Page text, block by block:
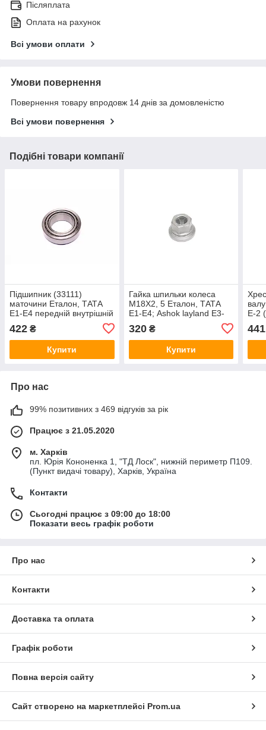
Післяплата
Оплата на рахунок
Всі умови оплати
Умови повернення
Повернення товару впродовж 14 днів за домовленістю
Всі умови повернення
Подібні товари компанії
Підшипник (33111)
маточини Еталон, ТАТА
Е1-Е4 передній внутрішній
265135603101
422 ₴
Купити
Гайка шпильки колеса
М18Х2, 5 Еталон, ТАТА
Е1-Е4; Ashok layland Е3-
2640401001
320₴
Купити
Е-2
441
Про нас
99% позитивних з 469 відгуків за рік
Працює з 21.05.2020
м. Харків
пл. Юрія Кононенка 1, "ТД Лоск", нижній периметр П109.
(Пункт видачі товару), Харків, Україна
Контакти
Сьогодні працює з 09:00 до 18:00
Показати весь графік роботи
Про нас
Контакти
Доставка та оплата
Графік роботи
Повна версія сайту
Сайт створено на маркетплейсі Prom.ua